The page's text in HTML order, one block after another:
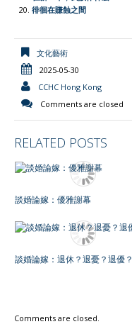
徘徊在賺蝕之間
文化藝術
2025-05-30
CCHC Hong Kong
Comments are closed
RELATED POSTS
談婚論嫁：優雅謝幕
談婚論嫁：退休？退憂？退優？
Comments are closed.